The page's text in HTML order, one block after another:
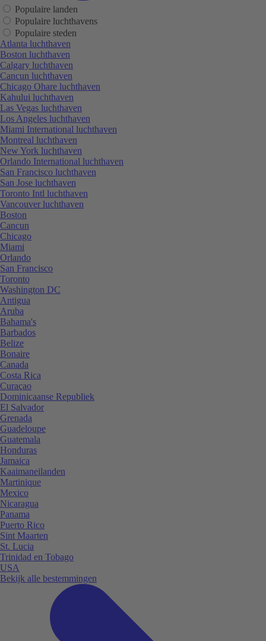
Populaire landen
Populaire luchthavens
Populaire steden
Atlanta luchthaven
Boston luchthaven
Calgary luchthaven
Cancun luchthaven
Chicago Ohare luchthaven
Kahului luchthaven
Las Vegas luchthaven
Los Angeles luchthaven
Miami International luchthaven
Montreal luchthaven
New York luchthaven
Orlando International luchthaven
San Francisco luchthaven
San Jose luchthaven
Toronto Intl luchthaven
Vancouver luchthaven
Boston
Cancun
Chicago
Miami
Orlando
San Francisco
Toronto
Washington DC
Antigua
Aruba
Bahama's
Barbados
Belize
Bonaire
Canada
Costa Rica
Curaçao
Dominicaanse Republiek
El Salvador
Grenada
Guadeloupe
Guatemala
Honduras
Jamaica
Kaaimaneilanden
Martinique
Mexico
Nicaragua
Panama
Puerto Rico
Sint Maarten
St. Lucia
Trinidad en Tobago
USA
Bekijk alle bestemmingen